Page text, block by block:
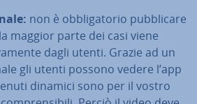
non è ob­bli­ga­to­rio pub­bli­ca­re
maggior parte dei casi viene
dagli utenti. Grazie ad un
gli utenti possono vedere l’app
dinamici sono per il vostro